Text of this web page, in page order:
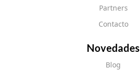
Partners
Contacto
Novedades
Blog